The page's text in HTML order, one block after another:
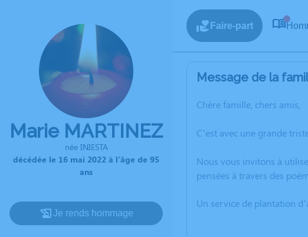
Marie MARTINEZ
née INIESTA
décédée le 16 mai 2022 à l'âge de 95
ans
Je rends hommage
Faire-part
Message de la
Chère famille, chers amis,
C’est avec une grande
Nous vous invitons à
pensées à travers des
Un service de plantation